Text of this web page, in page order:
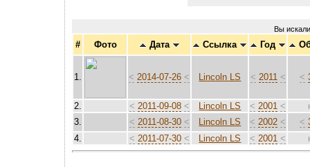
Вы
# Фото Дата Ссылка Год
1. < 2014-07-26 < Lincoln LS < 2011 < <
2. < 2011-09-08 < Lincoln LS < 2001 <
3.
< 2011-08-30 < Lincoln LS < 2002 < <
4.
< 2011-07-30 < Lincoln LS < 2001 <